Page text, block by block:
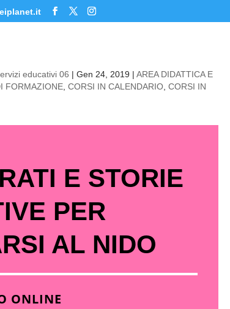
educativi 06 |Gen 24, 2019 |AREA DIDATTICA E
FORMAZIONE ,CORSI IN CALENDARIO ,CORSI IN
E STORIE
PER
AL NIDO
ONLINE